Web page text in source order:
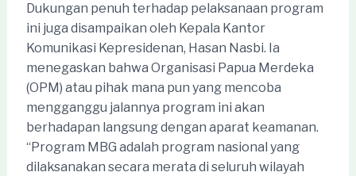
Dukungan penuh terhadap pelaksanaan program
ini juga disampaikan oleh Kepala Kantor
Komunikasi Kepresidenan, Hasan Nasbi. Ia
menegaskan bahwa Organisasi Papua Merdeka
(OPM) atau pihak mana pun yang mencoba
mengganggu jalannya program ini akan
berhadapan langsung dengan aparat keamanan.
“Program MBG adalah program nasional yang
dilaksanakan secara merata di seluruh wilayah